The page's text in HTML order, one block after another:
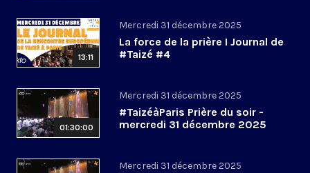
13:11
Mercredi 31 décembre 2025
La force de la prière I Journal de
#Taizé #4
01:30:00
Mercredi 31 décembre 2025
#TaizéàParis Prière du soir -
mercredi 31 décembre 2025
Mercredi 31 décembre 2025